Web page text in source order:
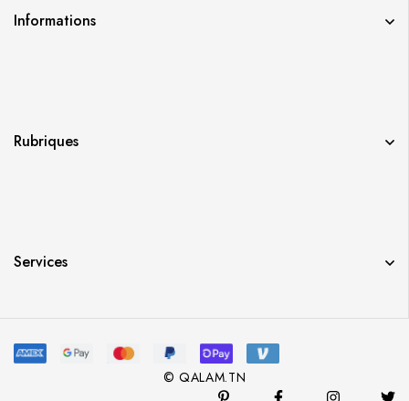
Informations
Rubriques
Services
© QALAM.TN